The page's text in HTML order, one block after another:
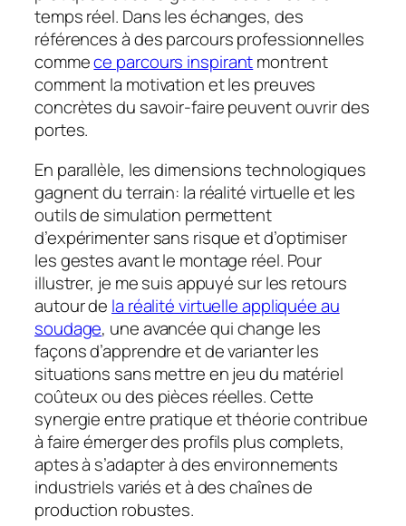
temps réel. Dans les échanges, des
références à des parcours professionnelles
commece parcours inspirantmontrent
comment la motivation et les preuves
concrètes du savoir-faire peuvent ouvrir des
portes.
En parallèle, les dimensions technologiques
gagnent du terrain: la réalité virtuelle et les
outils de simulation permettent
d’expérimenter sans risque et d’optimiser
les gestes avant le montage réel. Pour
illustrer, je me suis appuyé sur les retours
autour de la réalité virtuelle appliquée au
soudage, une avancée qui change les
façons d’apprendre et de varianter les
situations sans mettre en jeu du matériel
coûteux ou des pièces réelles. Cette
synergie entre pratique et théorie contribue
à faire émerger des profils plus complets,
aptes à s’adapter à des environnements
industriels variés et à des chaînes de
production robustes.